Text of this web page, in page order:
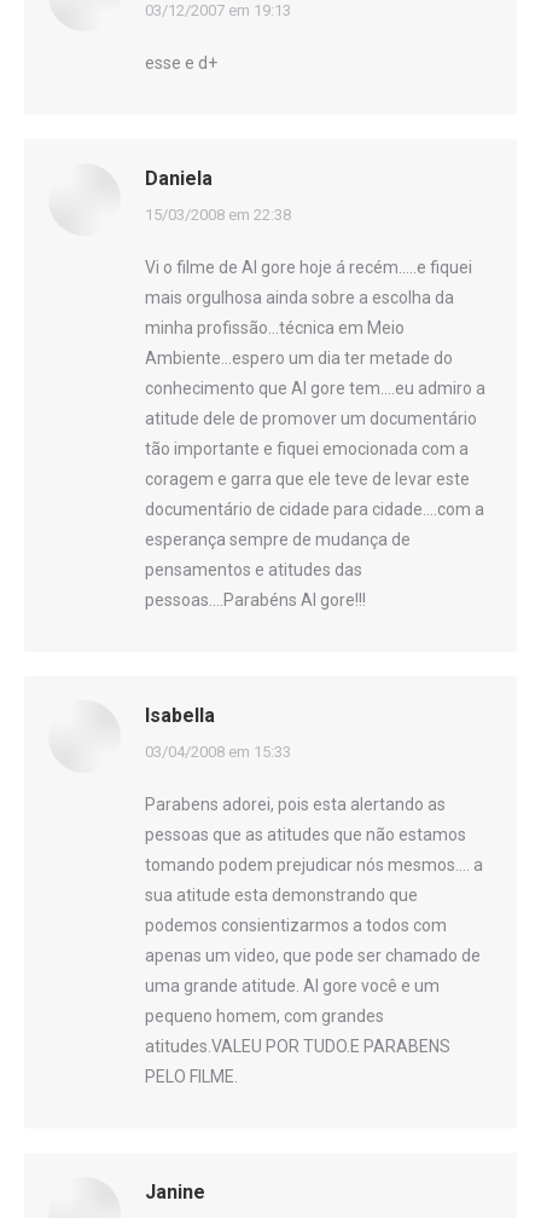
disse:
03/12/2007 em 19:13
esse e d+
Daniela
disse:
15/03/2008 em 22:38
Vi o filme de Al gore hoje á recém…..e fiquei
mais orgulhosa ainda sobre a escolha da
minha profissão…técnica em Meio
Ambiente…espero um dia ter metade do
conhecimento que Al gore tem….eu admiro a
atitude dele de promover um documentário
tão importante e fiquei emocionada com a
coragem e garra que ele teve de levar este
documentário de cidade para cidade….com a
esperança sempre de mudança de
pensamentos e atitudes das
pessoas….Parabéns Al gore!!!
Isabella
disse:
03/04/2008 em 15:33
Parabens adorei, pois esta alertando as
pessoas que as atitudes que não estamos
tomando podem prejudicar nós mesmos…. a
sua atitude esta demonstrando que
podemos consientizarmos a todos com
apenas um video, que pode ser chamado de
uma grande atitude. Al gore você e um
pequeno homem, com grandes
atitudes.VALEU POR TUDO.E PARABENS
PELO FILME.
Janine